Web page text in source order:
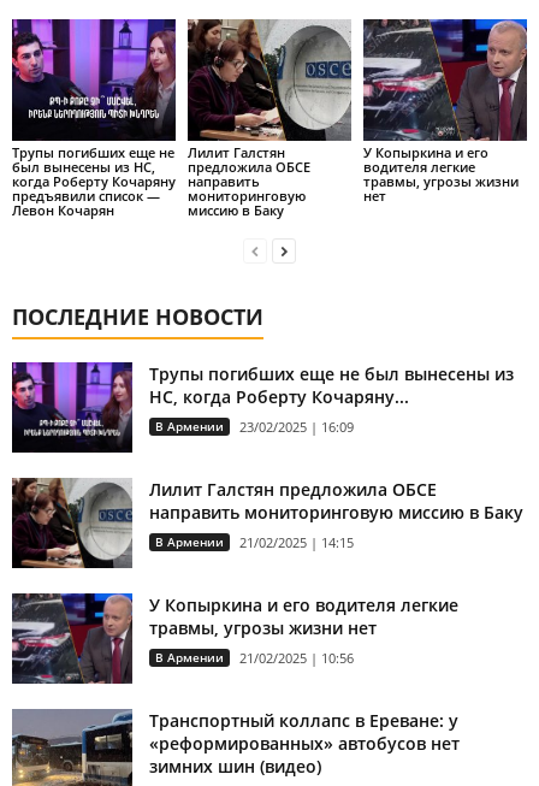
Трупы погибших еще не
был вынесены из НС,
когда Роберту Кочаряну
предъявили список —
Левон Кочарян
Лилит Галстян
предложила ОБСЕ
направить
мониторинговую
миссию в Баку
У Копыркина и его
водителя легкие
травмы, угрозы жизни
нет
ПОСЛЕДНИЕ НОВОСТИ
Трупы погибших еще не был вынесены из
НС, когда Роберту Кочаряну...
В Армении 23/02/2025 | 16:09
Лилит Галстян предложила ОБСЕ
направить мониторинговую миссию в Баку
В Армении 21/02/2025 | 14:15
У Копыркина и его водителя легкие
травмы, угрозы жизни нет
В Армении 21/02/2025 | 10:56
Транспортный коллапс в Ереване: у
«реформированных» автобусов нет
зимних шин (видео)